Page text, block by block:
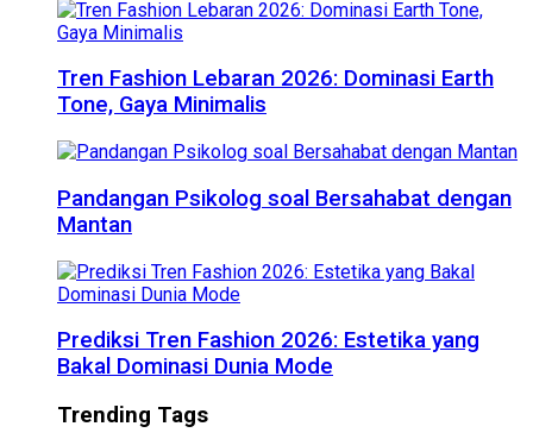
Tren Fashion Lebaran 2026: Dominasi Earth
Tone, Gaya Minimalis
Pandangan Psikolog soal Bersahabat dengan
Mantan
Prediksi Tren Fashion 2026: Estetika yang
Bakal Dominasi Dunia Mode
Trending Tags